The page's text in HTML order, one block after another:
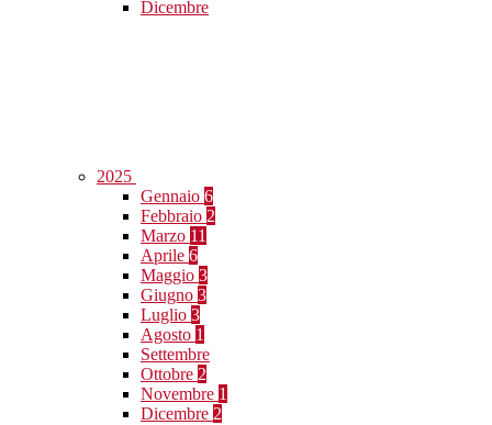
Dicembre
2025
Gennaio 6
Febbraio 2
Marzo 11
Aprile 6
Maggio 3
Giugno 3
Luglio 3
Agosto 1
Settembre
Ottobre 2
Novembre 1
Dicembre 2